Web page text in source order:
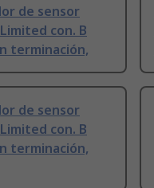
de sensor
con. B
terminación,
de sensor
con. B
terminación,